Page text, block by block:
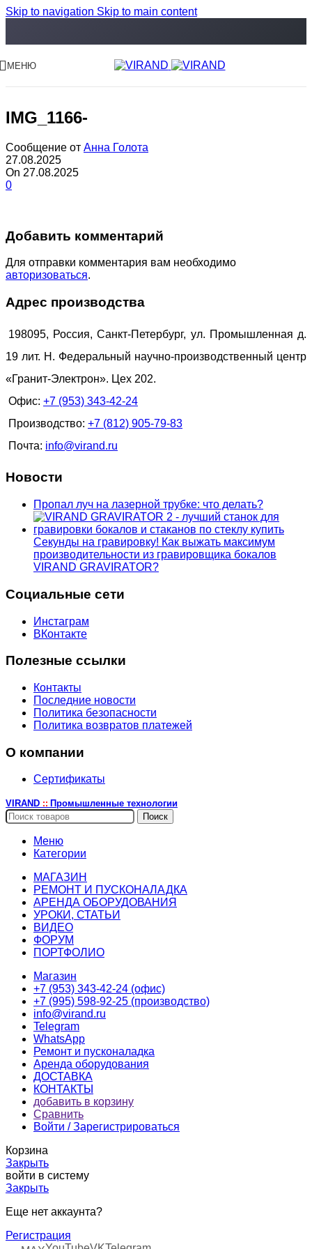
Skip to navigation Skip to main content
МЕНЮ
IMG_1166-
Сообщение от Анна Голота
27.08.2025
On 27.08.2025
0
Добавить комментарий
Для отправки комментария вам необходимо
авторизоваться.
Адрес производства
198095, Россия, Санкт-Петербург, ул. Промышленная д.
19 лит. Н. Федеральный научно-производственный центр
«Гранит-Электрон». Цех 202.
Офис: +7 (953) 343-42-24
Производство: +7 (812) 905-79-83
Почта: info@virand.ru
Новости
Пропал луч на лазерной трубке: что делать?
Секунды на гравировку! Как выжать максимум
производительности из гравировщика бокалов
VIRAND GRAVIRATOR?
Социальные сети
Инстаграм
ВКонтакте
Полезные ссылки
Контакты
Последние новости
Политика безопасности
Политика возвратов платежей
О компании
Сертификаты
VIRAND :: Промышленные технологии
Поиск
Меню
Категории
МАГАЗИН
РЕМОНТ И ПУСКОНАЛАДКА
АРЕНДА ОБОРУДОВАНИЯ
УРОКИ, СТАТЬИ
ВИДЕО
ФОРУМ
ПОРТФОЛИО
Магазин
+7 (953) 343-42-24 (офис)
+7 (995) 598-92-25 (производство)
info@virand.ru
Telegram
WhatsApp
Ремонт и пусконаладка
Аренда оборудования
ДОСТАВКА
КОНТАКТЫ
добавить в корзину
Сравнить
Войти / Зарегистрироваться
Корзина
Закрыть
войти в систему
Закрыть
Еще нет аккаунта?
Регистрация